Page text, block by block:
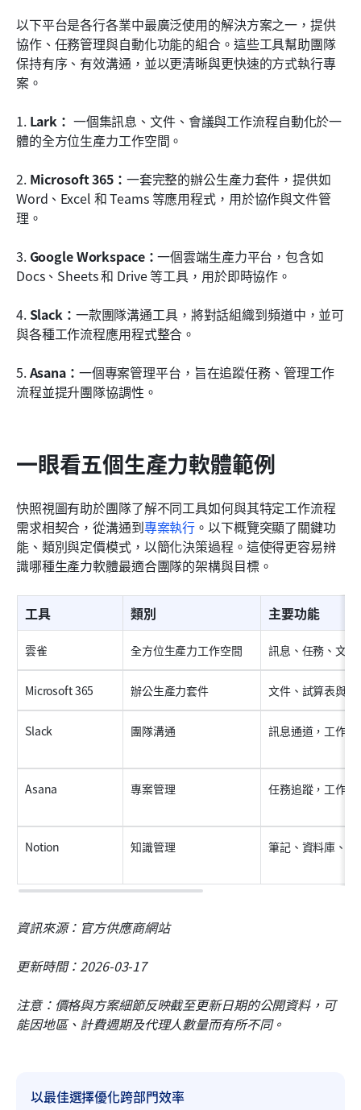
以下平台是各行各業中最廣泛使用的解決方案之一，提供
協作、任務管理與自動化功能的組合。這些工具幫助團隊
保持有序、有效溝通，並以更清晰與更快速的方式執行專
案。
1. Lark： 一個集訊息、文件、會議與工作流程自動化於一
體的全方位生產力工作空間。
2. Microsoft 365： 一套完整的辦公生產力套件，提供如
Word、Excel 和 Teams 等應用程式，用於協作與文件管
理。
3. Google Workspace：一個雲端生產力平台，包含如
Docs、Sheets 和 Drive 等工具，用於即時協作。
4. Slack： 一款團隊溝通工具，將對話組織到頻道中，並可
與各種工作流程應用程式整合。
5. Asana： 一個專案管理平台，旨在追蹤任務、管理工作
流程並提升團隊協調性。
一眼看五個生產力軟體範例
快照視圖有助於團隊了解不同工具如何與其特定工作流程
需求相契合，從溝通到專案執行 。以下概覽突顯了關鍵功
能、類別與定價模式，以簡化決策過程。這使得更容易辨
識哪種生產力軟體最適合團隊的架構與目標。
工具 類別 主要功能
雲雀 全方位生產力工作空間 訊息、任務、文
Microsoft 365 辦公生產力套件 文件、試算表與協
Slack 團隊溝通 訊息通道，工作
Asana 專案管理 任務追蹤，工作
Notion 知識管理 筆記、資料庫、文
資訊來源：官方供應商網站
更新時間：2026-03-17
注意：價格與方案細節反映截至更新日期的公開資料，可
能因地區、計費週期及代理人數量而有所不同。
以最佳選擇優化跨部門效率